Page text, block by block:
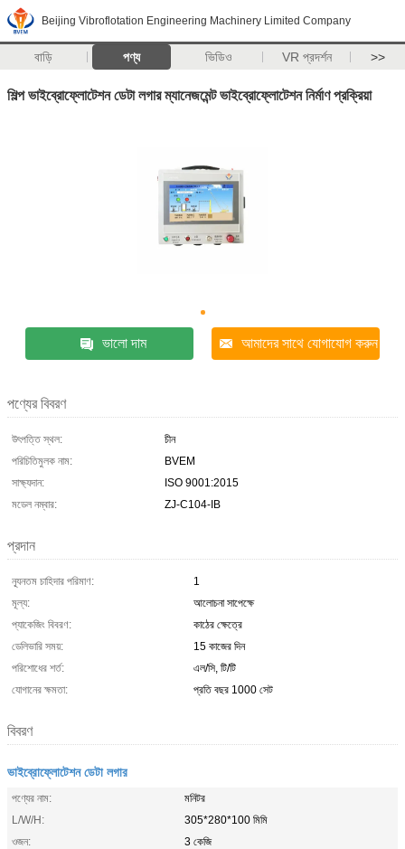
Beijing Vibroflotation Engineering Machinery Limited Company
বাড়ি পণ্য ভিডিও VR প্রদর্শন >>
শিল্প ভাইব্রোফ্লোটেশন ডেটা লগার ম্যানেজমেন্ট ভাইব্রোফ্লোটেশন নির্মাণ প্রক্রিয়া
ভালো দাম আমাদের সাথে যোগাযোগ করুন
পণ্যের বিবরণ
উৎপত্তি স্থল:
চীন
পরিচিতিমুলক নাম:
BVEM
সাক্ষ্যদান:
ISO 9001:2015
মডেল নম্বার:
ZJ-C104-IB
প্রদান
ন্যূনতম চাহিদার পরিমাণ:
1
মূল্য:
আলোচনা সাপেক্ষে
প্যাকেজিং বিবরণ:
কাঠের ক্ষেত্রে
ডেলিভারি সময়:
15 কাজের দিন
পরিশোধের শর্ত:
এল/সি, টি/টি
যোগানের ক্ষমতা:
প্রতি বছর 1000 সেট
বিবরণ
ভাইব্রোফ্লোটেশন ডেটা লগার
পণ্যের নাম:
মনিটর
L/W/H:
305*280*100 মিমি
ওজন:
3 কেজি